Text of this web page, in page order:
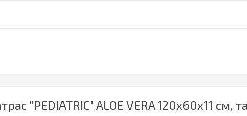
"PEDIATRIC" ALOE VERA 120х60х11 см,